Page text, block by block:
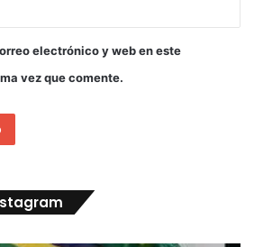
electrónico y web en este
vez que comente.